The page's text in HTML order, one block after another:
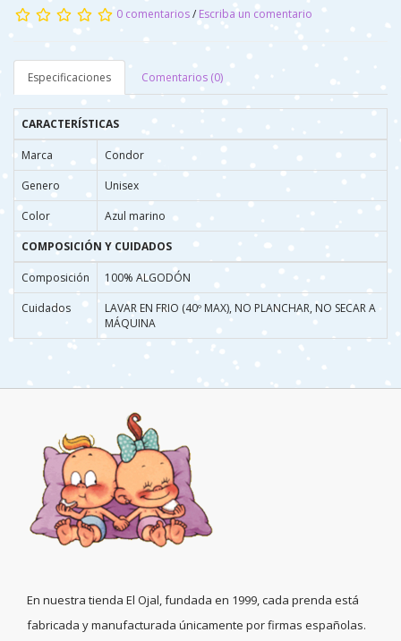
0 comentarios/ Escriba un comentario
Especificaciones Comentarios (0)
CARACTERÍSTICAS
Marca
Condor
Genero
Unisex
Color
Azul marino
COMPOSICIÓN Y CUIDADOS
Composición
100% ALGODÓN
Cuidados
LAVAR EN FRIO (40º MAX), NO PLANCHAR, NO SECAR A
MÁQUINA
En nuestra tienda El Ojal, fundada en 1999, cada prenda está
fabricada y manufacturada únicamente por firmas españolas.